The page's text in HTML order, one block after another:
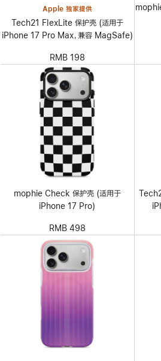
Apple 独家提供
Tech21 FlexLite 保护壳 (适用于
iPhone 17 Pro Max，兼容 MagSafe)
RMB 198
mophie Check 保护壳 (适用于
iPhone 17 Pro)
RMB 498